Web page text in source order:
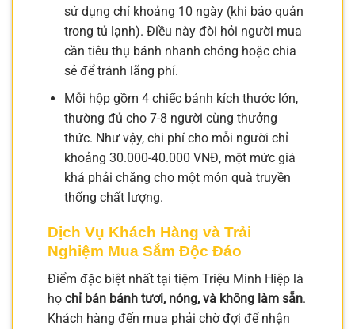
sử dụng chỉ khoảng 10 ngày (khi bảo quản
trong tủ lạnh). Điều này đòi hỏi người mua
cần tiêu thụ bánh nhanh chóng hoặc chia
sẻ để tránh lãng phí.
Mỗi hộp gồm 4 chiếc bánh kích thước lớn,
thường đủ cho 7-8 người cùng thưởng
thức. Như vậy, chi phí cho mỗi người chỉ
khoảng 30.000-40.000 VNĐ, một mức giá
khá phải chăng cho một món quà truyền
thống chất lượng.
Dịch Vụ Khách Hàng và Trải
Nghiệm Mua Sắm Độc Đáo
Điểm đặc biệt nhất tại tiệm Triệu Minh Hiệp là
họ chỉ bán bánh tươi, nóng, và không làm sẵn.
Khách hàng đến mua phải chờ đợi để nhận